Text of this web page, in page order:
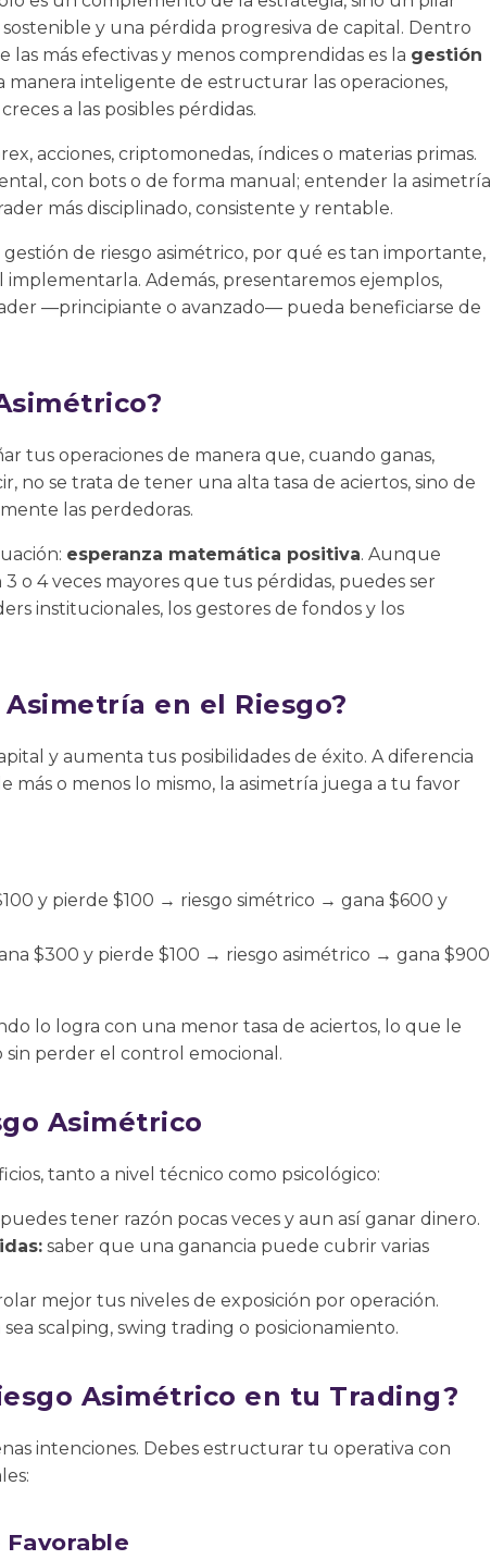
y una pérdida progresiva de capital. Dentro
las más efectivas y menos comprendidas es la gestión
manera inteligente de estructurar las operaciones,
a las posibles pérdidas.
acciones, criptomonedas, índices o materias primas.
con bots o de forma manual; entender la asimetría
más disciplinado, consistente y rentable.
de riesgo asimétrico, por qué es tan importante,
Además, presentaremos ejemplos,
—principiante o avanzado— pueda beneficiarse de
tus operaciones de manera que, cuando ganas,
no se trata de tener una alta tasa de aciertos, sino de
las perdedoras.
esperanza matemática positiva. Aunque
o 4 veces mayores que tus pérdidas, puedes ser
institucionales, los gestores de fondos y los
en el Riesgo?
y aumenta tus posibilidades de éxito. A diferencia
o menos lo mismo, la asimetría juega a tu favor
y pierde $100 → riesgo simétrico → gana $600 y
$300 y pierde $100 → riesgo asimétrico → gana $900
lo logra con una menor tasa de aciertos, lo que le
sin perder el control emocional.
Asimétrico
tanto a nivel técnico como psicológico:
puedes tener razón pocas veces y aun así ganar dinero.
saber que una ganancia puede cubrir varias
mejor tus niveles de exposición por operación.
sea scalping, swing trading o posicionamiento.
Asimétrico en tu Trading?
intenciones. Debes estructurar tu operativa con